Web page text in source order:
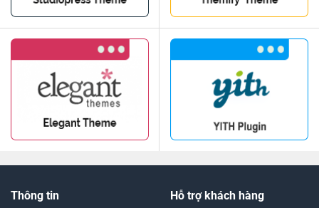
Thông tin Hỗ trợ khách hàng